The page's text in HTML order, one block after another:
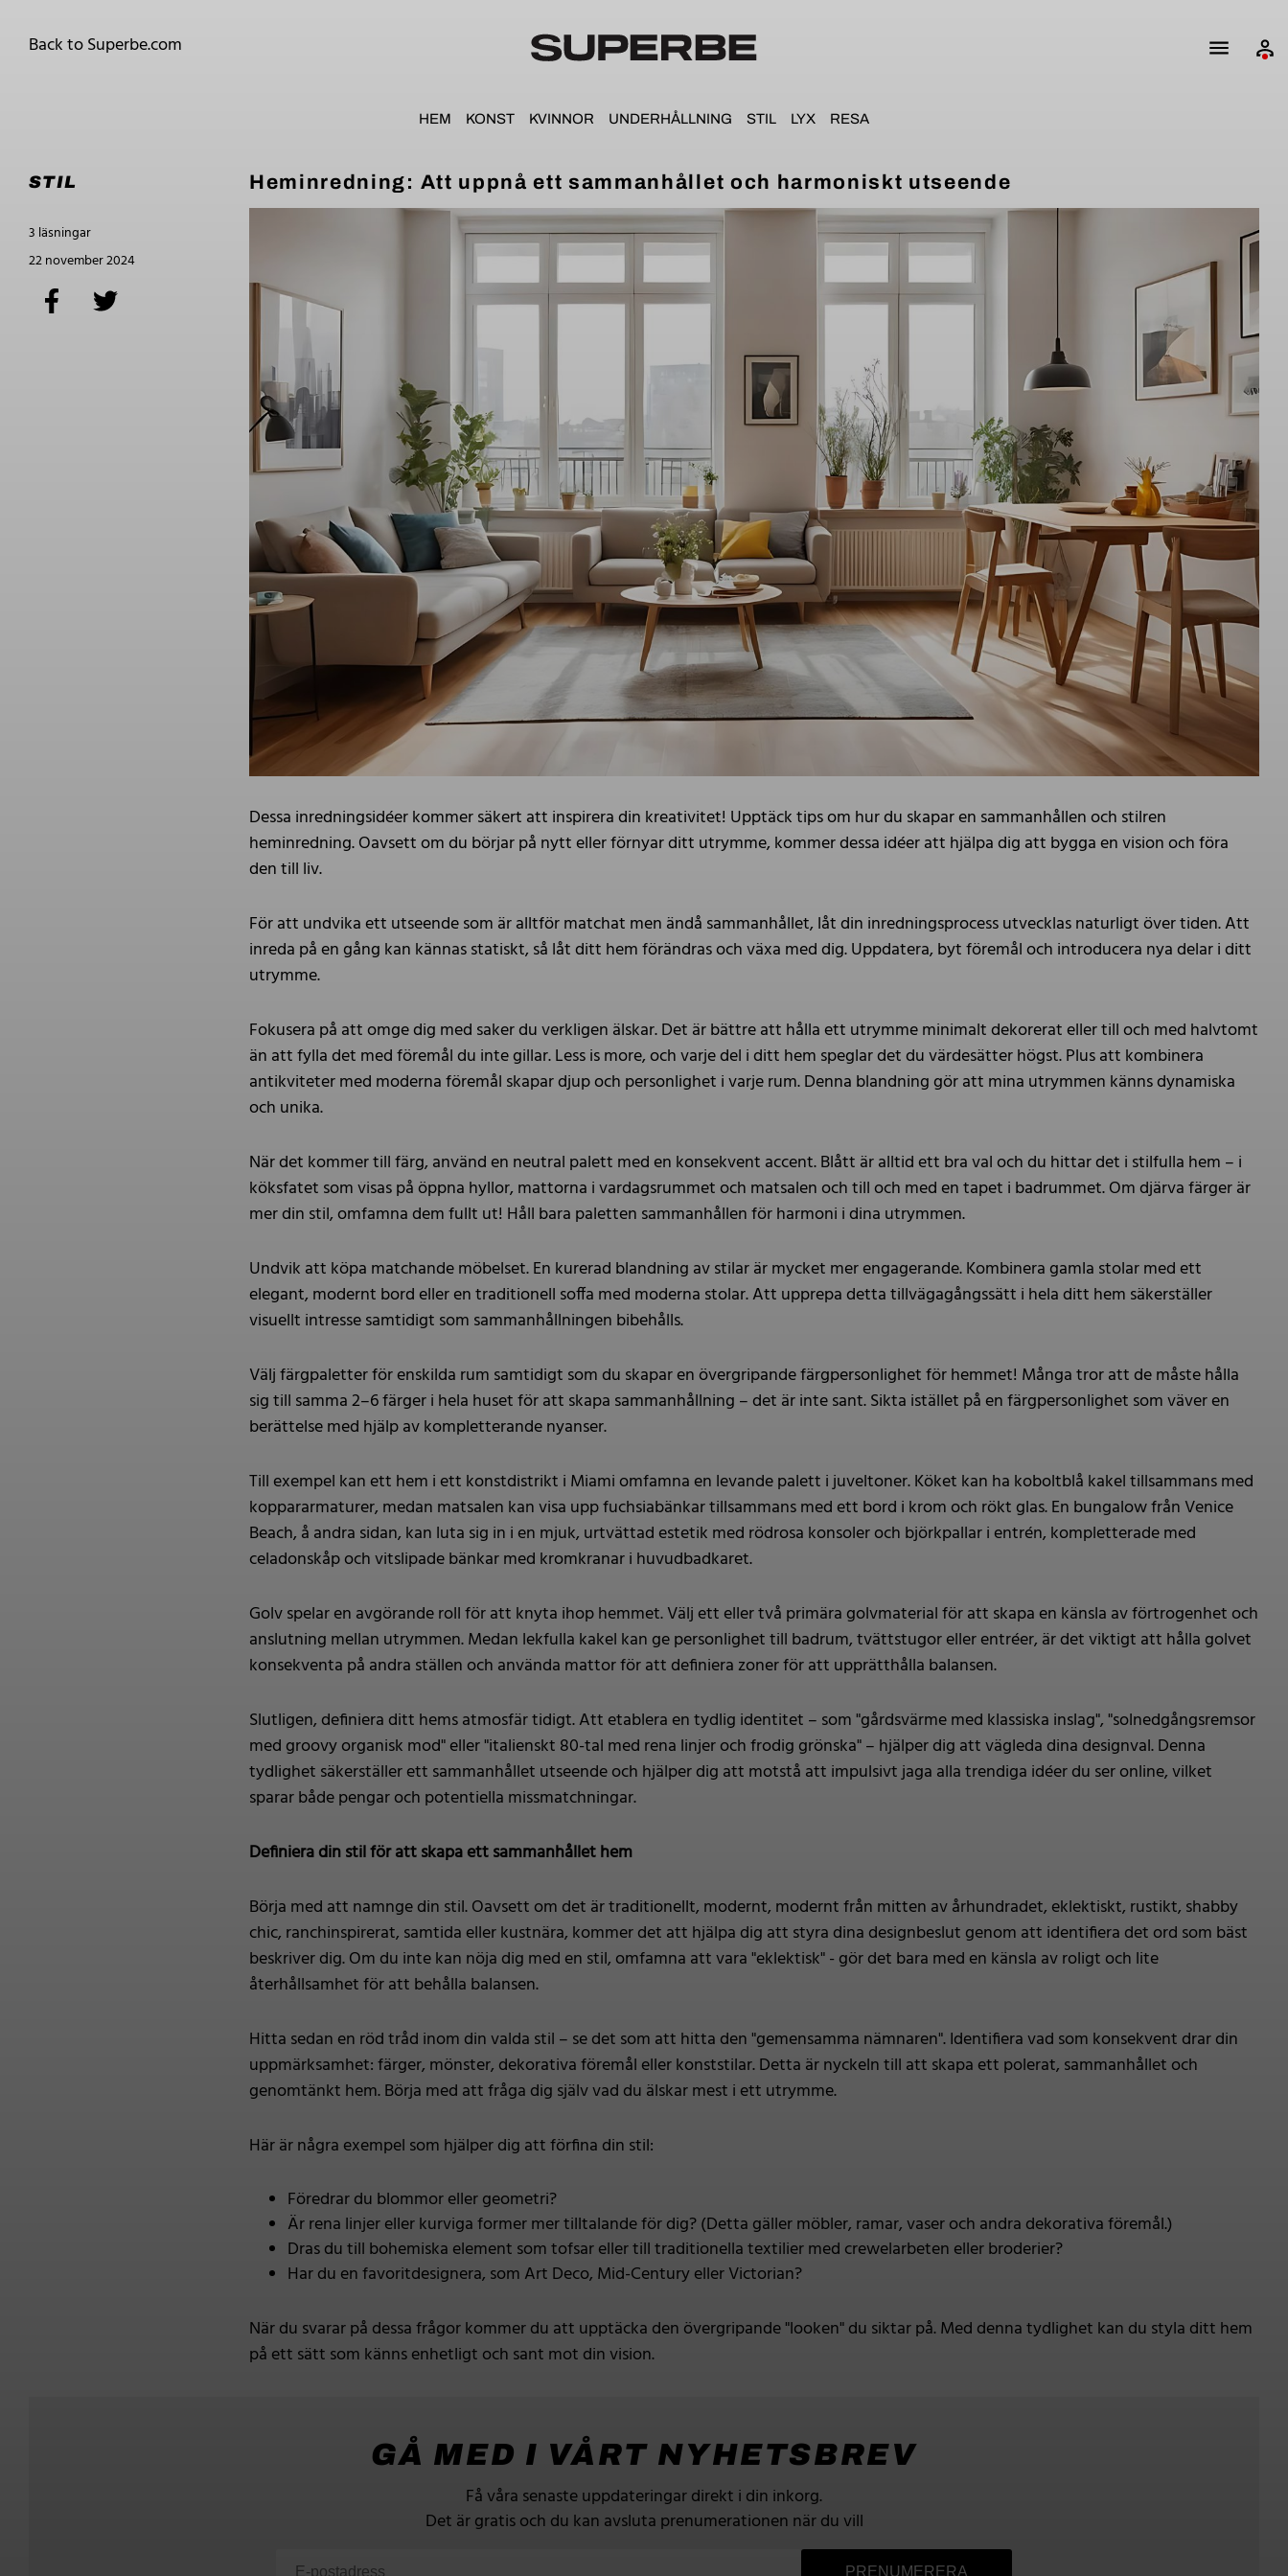
Back to Superbe.com
HEM KONST KVINNOR UNDERHÅLLNING STIL LYX RESA
Heminredning: Att uppnå ett sammanhållet och harmoniskt utseende
Dessa inredningsidéer kommer säkert att inspirera din kreativitet! Upptäck tips om hur du skapar en sammanhållen och stilren
heminredning. Oavsett om du börjar på nytt eller förnyar ditt utrymme, kommer dessa idéer att hjälpa dig att bygga en vision och föra
den till liv.
För att undvika ett utseende som är alltför matchat men ändå sammanhållet, låt din inredningsprocess utvecklas naturligt över tiden. Att
inreda på en gång kan kännas statiskt, så låt ditt hem förändras och växa med dig. Uppdatera, byt föremål och introducera nya delar i ditt
utrymme.
Fokusera på att omge dig med saker du verkligen älskar. Det är bättre att hålla ett utrymme minimalt dekorerat eller till och med halvtomt
än att fylla det med föremål du inte gillar. Less is more, och varje del i ditt hem speglar det du värdesätter högst. Plus att kombinera
antikviteter med moderna föremål skapar djup och personlighet i varje rum. Denna blandning gör att mina utrymmen känns dynamiska
och unika.
När det kommer till färg, använd en neutral palett med en konsekvent accent. Blått är alltid ett bra val och du hittar det i stilfulla hem – i
köksfatet som visas på öppna hyllor, mattorna i vardagsrummet och matsalen och till och med en tapet i badrummet. Om djärva färger är
mer din stil, omfamna dem fullt ut! Håll bara paletten sammanhållen för harmoni i dina utrymmen.
Undvik att köpa matchande möbelset. En kurerad blandning av stilar är mycket mer engagerande. Kombinera gamla stolar med ett
elegant, modernt bord eller en traditionell soffa med moderna stolar. Att upprepa detta tillvägagångssätt i hela ditt hem säkerställer
visuellt intresse samtidigt som sammanhållningen bibehålls.
Välj färgpaletter för enskilda rum samtidigt som du skapar en övergripande färgpersonlighet för hemmet! Många tror att de måste hålla
sig till samma 2–6 färger i hela huset för att skapa sammanhållning – det är inte sant. Sikta istället på en färgpersonlighet som väver en
berättelse med hjälp av kompletterande nyanser.
Till exempel kan ett hem i ett konstdistrikt i Miami omfamna en levande palett i juveltoner. Köket kan ha koboltblå kakel tillsammans med
koppararmaturer, medan matsalen kan visa upp fuchsiabänkar tillsammans med ett bord i krom och rökt glas. En bungalow från Venice
Beach, å andra sidan, kan luta sig in i en mjuk, urtvättad estetik med rödrosa konsoler och björkpallar i entrén, kompletterade med
celadonskåp och vitslipade bänkar med kromkranar i huvudbadkaret.
Golv spelar en avgörande roll för att knyta ihop hemmet. Välj ett eller två primära golvmaterial för att skapa en känsla av förtrogenhet och
anslutning mellan utrymmen. Medan lekfulla kakel kan ge personlighet till badrum, tvättstugor eller entréer, är det viktigt att hålla golvet
konsekventa på andra ställen och använda mattor för att definiera zoner för att upprätthålla balansen.
Slutligen, definiera ditt hems atmosfär tidigt. Att etablera en tydlig identitet – som "gårdsvärme med klassiska inslag", "solnedgångsremsor
med groovy organisk mod" eller "italienskt 80-tal med rena linjer och frodig grönska" – hjälper dig att vägleda dina designval. Denna
tydlighet säkerställer ett sammanhållet utseende och hjälper dig att motstå att impulsivt jaga alla trendiga idéer du ser online, vilket
sparar både pengar och potentiella missmatchningar.
Definiera din stil för att skapa ett sammanhållet hem
Börja med att namnge din stil. Oavsett om det är traditionellt, modernt, modernt från mitten av århundradet, eklektiskt, rustikt, shabby
chic, ranchinspirerat, samtida eller kustnära, kommer det att hjälpa dig att styra dina designbeslut genom att identifiera det ord som bäst
beskriver dig. Om du inte kan nöja dig med en stil, omfamna att vara "eklektisk" - gör det bara med en känsla av roligt och lite
återhållsamhet för att behålla balansen.
Hitta sedan en röd tråd inom din valda stil – se det som att hitta den "gemensamma nämnaren". Identifiera vad som konsekvent drar din
uppmärksamhet: färger, mönster, dekorativa föremål eller konststilar. Detta är nyckeln till att skapa ett polerat, sammanhållet och
genomtänkt hem. Börja med att fråga dig själv vad du älskar mest i ett utrymme.
Här är några exempel som hjälper dig att förfina din stil:
Föredrar du blommor eller geometri?
Är rena linjer eller kurviga former mer tilltalande för dig? (Detta gäller möbler, ramar, vaser och andra dekorativa föremål.)
Dras du till bohemiska element som tofsar eller till traditionella textilier med crewelarbeten eller broderier?
Har du en favoritdesignera, som Art Deco, Mid-Century eller Victorian?
När du svarar på dessa frågor kommer du att upptäcka den övergripande "looken" du siktar på. Med denna tydlighet kan du styla ditt hem
på ett sätt som känns enhetligt och sant mot din vision.
STIL
3 läsningar
22 november 2024
GÅ MED I VÅRT NYHETSBREV
Få våra senaste uppdateringar direkt i din inkorg.
Det är gratis och du kan avsluta prenumerationen när du vill
PRENUMERERA